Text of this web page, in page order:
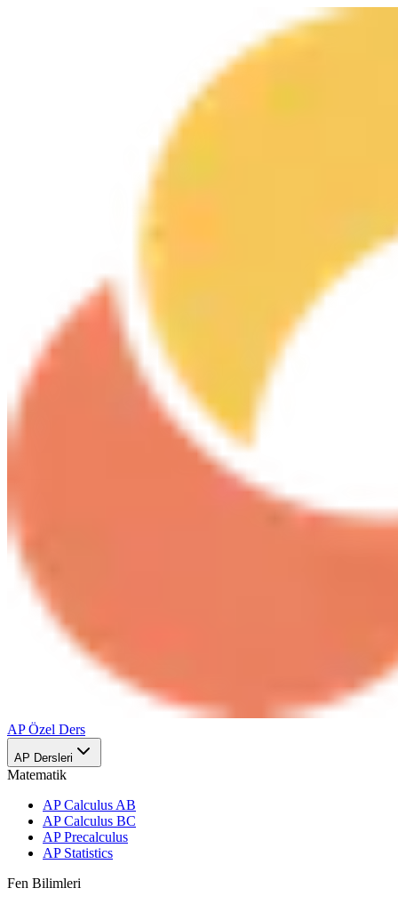
AP Özel Ders
AP Dersleri
Matematik
AP Calculus AB
AP Calculus BC
AP Precalculus
AP Statistics
Fen Bilimleri